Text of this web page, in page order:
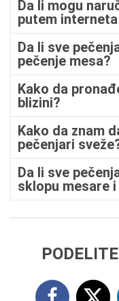
Da li mogu
putem
Da li sve
pečenje mesa?
Kako da
blizini?
Kako da znam
pečenjari
Da li sve
sklopu mesare